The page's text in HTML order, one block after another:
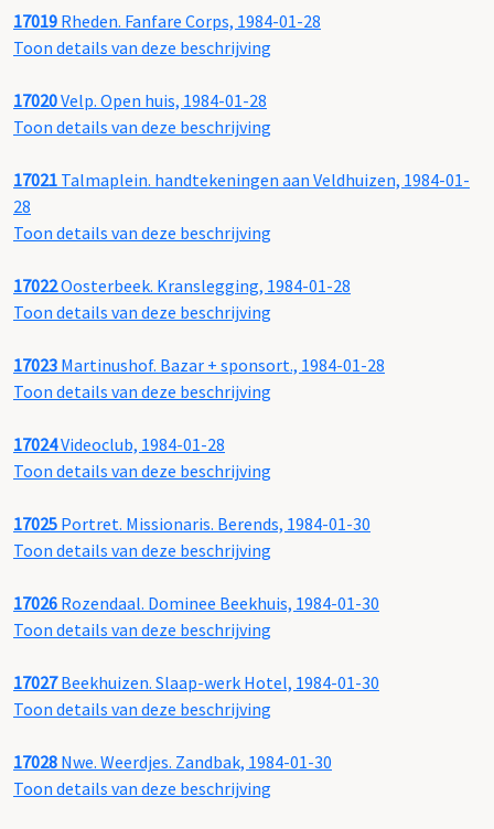
17019 Rheden. Fanfare Corps, 1984-01-28
Toon details van deze beschrijving
17020Velp. Open huis, 1984-01-28
Toon details van deze beschrijving
17021 Talmaplein. handtekeningen aan Veldhuizen, 1984-01-
28
Toon details van deze beschrijving
17022Oosterbeek. Kranslegging, 1984-01-28
Toon details van deze beschrijving
17023 Martinushof. Bazar + sponsort., 1984-01-28
Toon details van deze beschrijving
17024Videoclub, 1984-01-28
Toon details van deze beschrijving
17025 Portret. Missionaris. Berends, 1984-01-30
Toon details van deze beschrijving
17026 Rozendaal. Dominee Beekhuis, 1984-01-30
Toon details van deze beschrijving
17027Beekhuizen. Slaap-werk Hotel, 1984-01-30
Toon details van deze beschrijving
17028 Nwe. Weerdjes. Zandbak, 1984-01-30
Toon details van deze beschrijving